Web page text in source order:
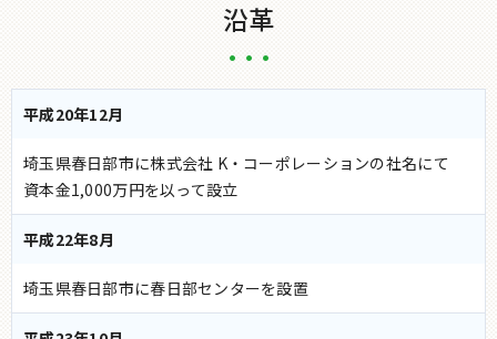
沿革
平成20年12月
埼玉県春日部市に株式会社 K・コーポレーションの社名にて
資本金1,000万円を以って設立
平成22年8月
埼玉県春日部市に春日部センターを設置